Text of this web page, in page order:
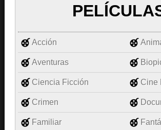
Acción
Aventuras
Ciencia Ficción Cine
Crimen
Familiar